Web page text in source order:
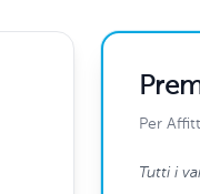
Per
Tutti i